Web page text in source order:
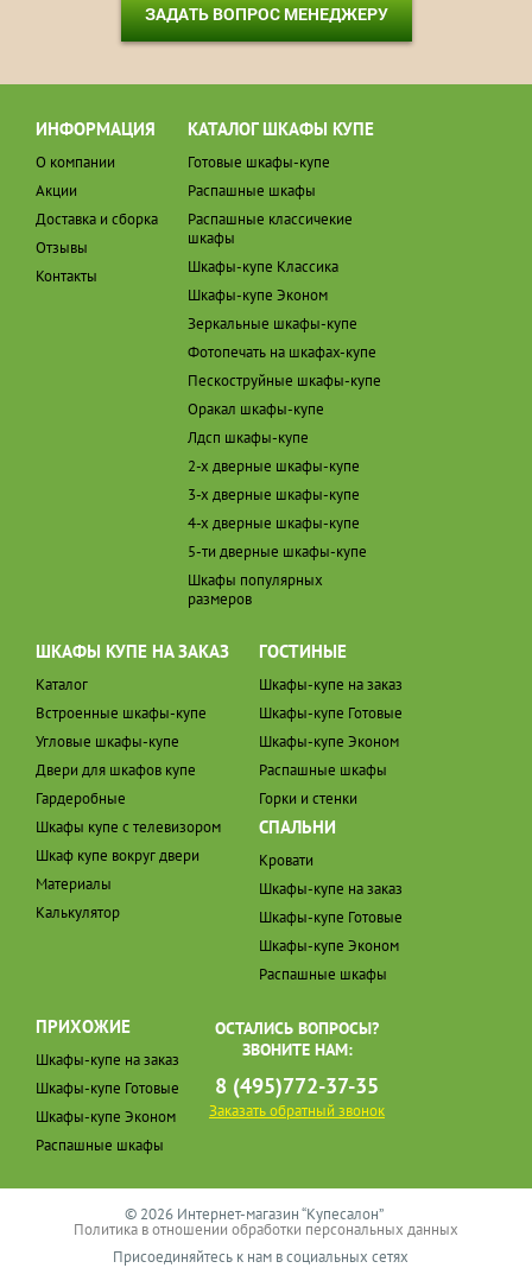
ЗАДАТЬ ВОПРОС МЕНЕДЖЕРУ
ИНФОРМАЦИЯ
О компании
Акции
Доставка и сборка
Отзывы
Контакты
КАТАЛОГ ШКАФЫ КУПЕ
Готовые шкафы-купе
Распашные шкафы
Распашные классичекие
шкафы
Шкафы-купе Классика
Шкафы-купе Эконом
Зеркальные шкафы-купе
Фотопечать на шкафах-купе
Пескоструйные шкафы-купе
Оракал шкафы-купе
Лдсп шкафы-купе
2-х дверные шкафы-купе
3-х дверные шкафы-купе
4-х дверные шкафы-купе
5-ти дверные шкафы-купе
Шкафы популярных
размеров
ШКАФЫ КУПЕ НА ЗАКАЗ
Каталог
Встроенные шкафы-купе
Угловые шкафы-купе
Двери для шкафов купе
Гардеробные
Шкафы купе с телевизором
Шкаф купе вокруг двери
Материалы
Калькулятор
ГОСТИНЫЕ
Шкафы-купе на заказ
Шкафы-купе Готовые
Шкафы-купе Эконом
Распашные шкафы
Горки и стенки
СПАЛЬНИ
Кровати
Шкафы-купе на заказ
Шкафы-купе Готовые
Шкафы-купе Эконом
Распашные шкафы
ПРИХОЖИЕ
Шкафы-купе на заказ
Шкафы-купе Готовые
Шкафы-купе Эконом
Распашные шкафы
ОСТАЛИСЬ ВОПРОСЫ?
ЗВОНИТЕ НАМ:
8 (495)772-37-35
Заказать обратный звонок
© 2026 Интернет-магазин “Купесалон”
Политика в отношении обработки персональных данных
Присоединяйтесь к нам в социальных сетях